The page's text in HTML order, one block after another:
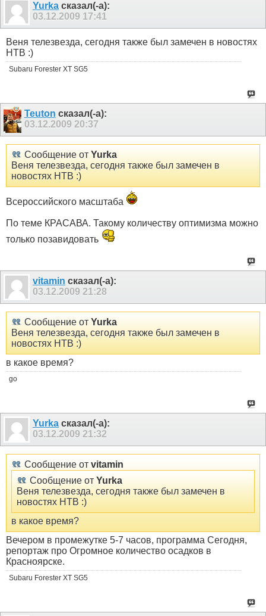
Yurka сказал(-а):
03.12.2009 17:41
Веня телезвезда, сегодня также был замечен в новостях
НТВ :)
Subaru Forester XT SG5
Teuton сказал(-а):
03.12.2009 20:37
Сообщение от Yurka
Веня телезвезда, сегодня также был замечен в
новостях НТВ :)
Всероссийского масштаба
По теме КРАСАВА. Такому количеству оптимизма можно
только позавидовать
vitamin сказал(-а):
03.12.2009 21:28
Сообщение от Yurka
Веня телезвезда, сегодня также был замечен в
новостях НТВ :)
в какое время?
go
Yurka сказал(-а):
03.12.2009 21:32
Сообщение от vitamin
Сообщение от Yurka
Веня телезвезда, сегодня также был замечен в
новостях НТВ :)
в какое время?
Вечером в промежутке 5-7 часов, программа Сегодня,
репортаж про Огромное количество осадков в
Красноярске.
Subaru Forester XT SG5